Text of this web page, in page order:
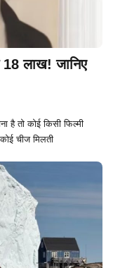
लाख! जानिए
है तो कोई किसी फिल्मी
चीज मिलती